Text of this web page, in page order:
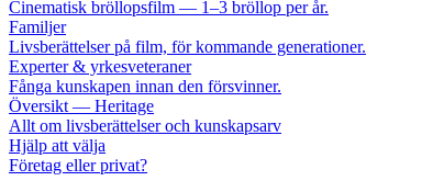
Cinematisk bröllopsfilm — 1–3 bröllop per år.
Familjer
Livsberättelser på film, för kommande generationer.
Experter & yrkesveteraner
Fånga kunskapen innan den försvinner.
Översikt — Heritage
Allt om livsberättelser och kunskapsarv
Hjälp att välja
Företag eller privat?